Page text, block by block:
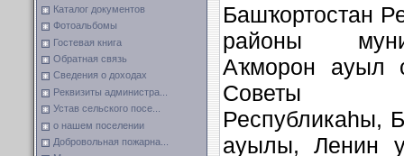
Каталог документов
Фотоальбомы
Гостевая книга
Обратная связь
Сведения о доходах
Реквизиты администра...
Устав сельского посе...
о нашем поселении
Добровольная пожарна...
Башҡортостан
районы
Аҡморон ауыл
Советы
Республикаһы,
ауылы, Ленин